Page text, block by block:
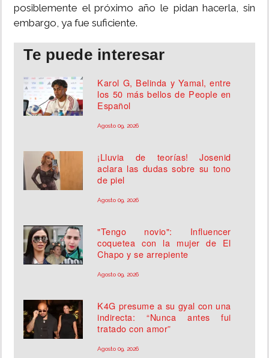
posiblemente el próximo año le pidan hacerla, sin
embargo, ya fue suficiente.
Te puede interesar
Karol G, Belinda y Yamal, entre
los 50 más bellos de People en
Español
Agosto 09, 2026
¡Lluvia de teorías! Josenid
aclara las dudas sobre su tono
de piel
Agosto 09, 2026
"Tengo novio": Influencer
coquetea con la mujer de El
Chapo y se arrepiente
Agosto 09, 2026
K4G presume a su gyal con una
indirecta: “Nunca antes fui
tratado con amor”
Agosto 09, 2026